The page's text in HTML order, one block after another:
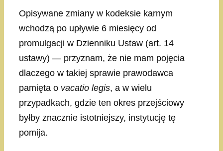
Opisywane zmiany w kodeksie karnym
wchodzą po upływie 6 miesięcy od
promulgacji w Dzienniku Ustaw (art. 14
ustawy) — przyznam, że nie mam pojęcia
dlaczego w takiej sprawie prawodawca
pamięta o vacatio legis, a w wielu
przypadkach, gdzie ten okres przejściowy
byłby znacznie istotniejszy, instytucję tę
pomija.